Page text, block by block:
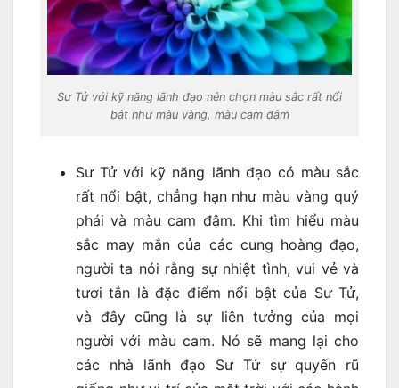
Sư Tử với kỹ năng lãnh đạo nên chọn màu sắc rất nổi
bật như màu vàng, màu cam đậm
Sư Tử với kỹ năng lãnh đạo có màu sắc
rất nổi bật, chẳng hạn như màu vàng quý
phái và màu cam đậm. Khi tìm hiểu màu
sắc may mắn của các cung hoàng đạo,
người ta nói rằng sự nhiệt tình, vui vẻ và
tươi tắn là đặc điểm nổi bật của Sư Tử,
và đây cũng là sự liên tưởng của mọi
người với màu cam. Nó sẽ mang lại cho
các nhà lãnh đạo Sư Tử sự quyến rũ